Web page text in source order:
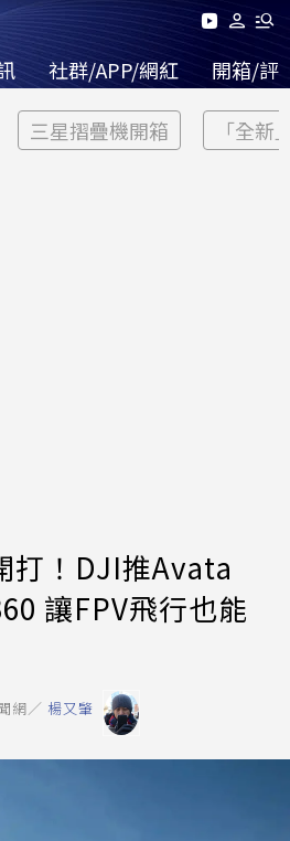
社群/APP/網紅 開箱/評
三星摺疊機開箱 「全新
打！DJI推Avata
讓FPV飛行也能
網／ 楊又肇